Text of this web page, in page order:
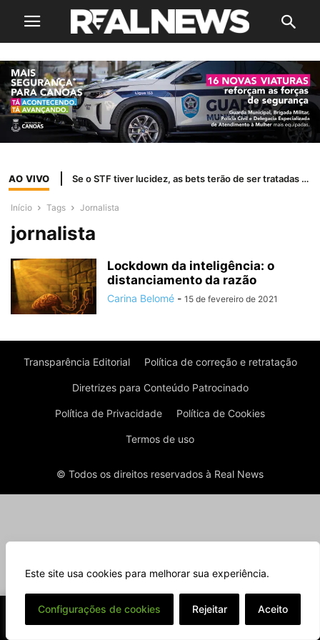
Este site usa cookies para melhorar sua experiência.
Configurações de cookies Rejeitar Aceito
AO VIVO Se o STF tiver lucidez, as bets terão de ser tratadas como jogo de azar
Início Tags Jornalista
jornalista
Lockdown da inteligência: o
distanciamento da razão
Carina Belomé - 15 de fevereiro de 2021
Transparência Editorial Política de correção e retratação
Diretrizes para Conteúdo Patrocinado
Política de Privacidade Política de Cookies
Termos de uso
© Todos os direitos reservados à Real News